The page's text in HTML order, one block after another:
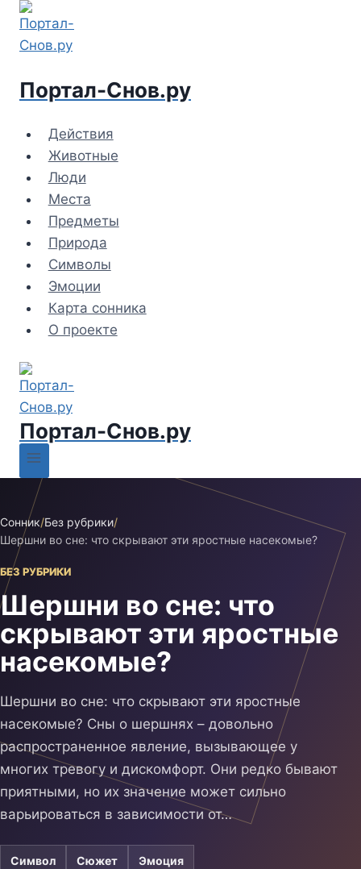
Перейти
содержимому
Портал-Снов.ру
Действия
Животные
Люди
Места
Предметы
Природа
Символы
Эмоции
Карта сонника
О проекте
Портал-Снов.ру
Сонник/Без рубрики/
Шершни во сне: что скрывают эти яростные насекомые?
БЕЗ РУБРИКИ
Шершни во сне: что
скрывают эти яростные
насекомые?
Шершни во сне: что скрывают эти яростные
насекомые? Сны о шершнях – довольно
распространенное явление, вызывающее у
многих тревогу и дискомфорт. Они редко бывают
приятными, но их значение может сильно
варьироваться в зависимости от…
Символ Сюжет Эмоция